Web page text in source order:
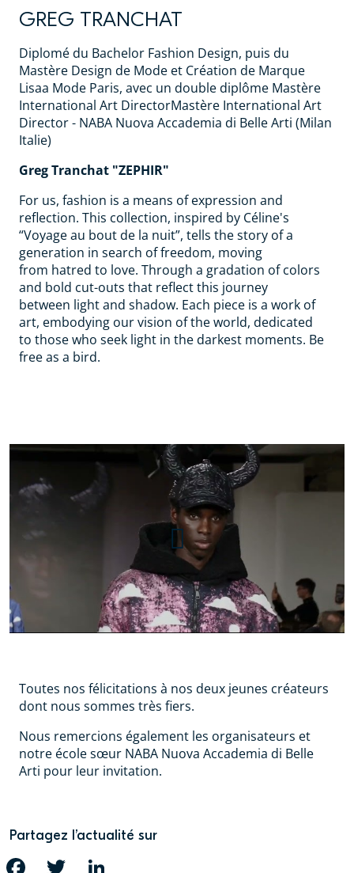
GREG TRANCHAT
Diplomé du Bachelor Fashion Design, puis du
Mastère Design de Mode et Création de Marque
Lisaa Mode Paris, avec un double diplôme Mastère
International Art DirectorMastère International Art
Director - NABA Nuova Accademia di Belle Arti (Milan
Italie)
Greg Tranchat "ZEPHIR"
For us, fashion is a means of expression and
reflection. This collection, inspired by Céline's
“Voyage au bout de la nuit”, tells the story of a
generation in search of freedom, moving
from hatred to love. Through a gradation of colors
and bold cut-outs that reflect this journey
between light and shadow. Each piece is a work of
art, embodying our vision of the world, dedicated
to those who seek light in the darkest moments. Be
free as a bird.
Greg Tranchat | Fashion
Graduate Italia | LISAA Mode
Toutes nos félicitations à nos deux jeunes créateurs
dont nous sommes très fiers.
Nous remercions également les organisateurs et
notre école sœur NABA Nuova Accademia di Belle
Arti pour leur invitation.
Partagez l’actualité sur
FACEBOOK TWITTER